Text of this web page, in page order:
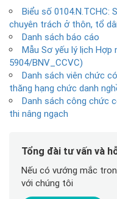
Biểu số 0104.N.TCHC:
chuyên trách ở thôn, tổ
Danh sách báo cáo
Mẫu Sơ yếu lý lịch Hợp
5904/BNV_CCVC)
Danh sách viên chức
thăng hạng chức danh
Danh sách công chức
thi nâng ngạch
Tổng đài tư vấn và
Nếu có vướng mắc
với chúng tôi